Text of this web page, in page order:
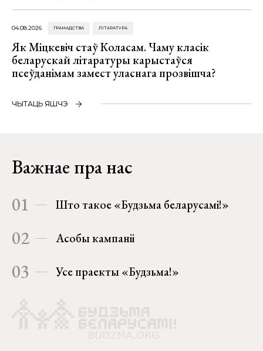
04.08.2026 ГРАМАДСТВА ЛІТАРАТУРА
Як Міцкевіч стаў Коласам. Чаму класік
беларускай літаратуры карыстаўся
псеўданімам замест уласнага прозвішча?
ЧЫТАЦЬ ЯШЧЭ
Важнае пра нас
01 Што такое «Будзьма беларусамі!»
02 Асобы кампаніі
03 Усе праекты «Будзьма!»